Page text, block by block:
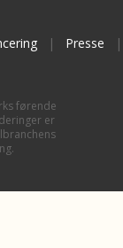
| Presse
|
førende
er